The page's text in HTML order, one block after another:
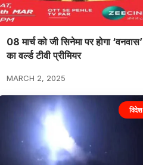
08 मार्च को जी सिनेमा पर होगा ‘वनवास’
का वर्ल्ड टीवी प्रीमियर
MARCH 2, 2025
विदेश